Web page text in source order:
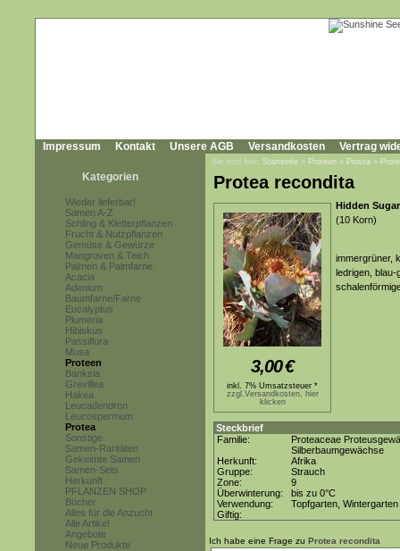
Impressum Kontakt Unsere AGB Versandkosten Vertrag
Kategorien
Wieder lieferbar!
Samen A-Z
Schling & Kletterpflanzen
Frucht & Nutzpflanzen
Gemüse & Gewürze
Mangroven & Teich
Palmen & Palmfarne
Acacia
Adenium
Baumfarne/Farne
Eucalyptus
Plumeria
Hibiskus
Passiflora
Musa
Proteen
Banksia
Grevillea
Hakea
Leucadendron
Leucospermum
Protea
Sonstige
Samen-Raritäten
Gekeimte Samen
Samen-Sets
Herkunft
PFLANZEN SHOP
Bücher
Alles für die Anzucht
Alle Artikel
Angebote
Neue Produkte
Sie sind hier: Startseite » Proteen » Protea »
Protea recondita
3,00€
inkl. 7% Umsatzsteuer *
zzgl.Versandkosten, hier
klicken
Hidden
(10 Korn)
immergrüner,
ledrigen, blau-
Steckbrief
Familie:
Proteaceae
Silberbaumgewächse
Herkunft:
Afrika
Gruppe:
Strauch
Zone:
9
Überwinterung:
bis zu 0°C
Verwendung:
Topfgarten, Wintergarten
Giftig:
Ich habe eine Frage zu Protea recondita